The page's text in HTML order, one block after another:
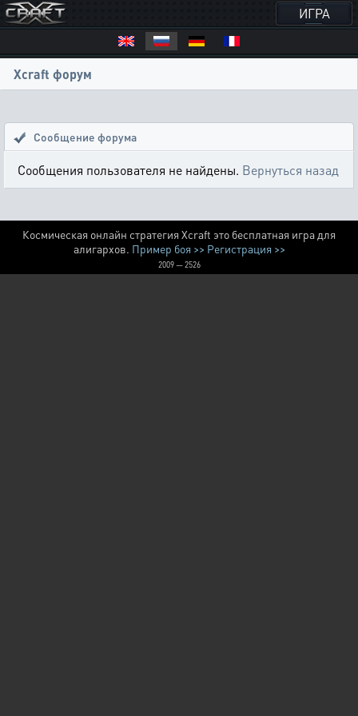
ИГРА
Xcraft форум
Сообщение форума
Сообщения пользователя не найдены. Вернуться назад
Космическая онлайн стратегия Xcraft это бесплатная игра для
алигархов. Пример боя >> Регистрация >>
2009 — 2526